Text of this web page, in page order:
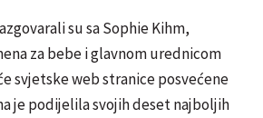
su sa Sophie Kihm,
za bebe i glavnom urednicom
svjetske web stranice posvećene
je podijelila svojih deset najboljih